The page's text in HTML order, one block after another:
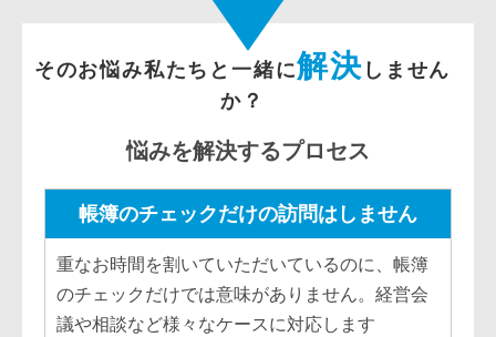
そのお悩み私たちと一緒に解決 しません
か？
悩みを解決するプロセス
帳簿のチェックだけの訪問はしません
重なお時間を割いていただいているのに、帳簿
のチェックだけでは意味がありません。経営会
議や相談など様々なケースに対応します